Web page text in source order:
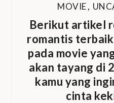
MOVIE,
Berikut artikel
romantis
pada movie
akan tayang di
kamu yang
cinta